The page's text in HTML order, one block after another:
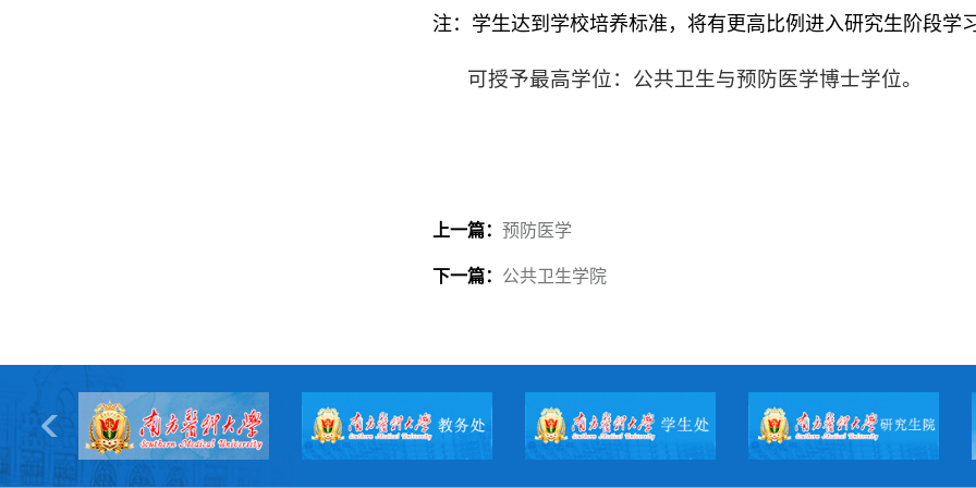
注：学生达到学校培养标准，将有更高比例进入研究生阶段学
可授予最高学位：公共卫生与预防医学博士学位。
上一篇： 预防医学
下一篇： 公共卫生学院